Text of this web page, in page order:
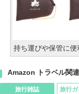
持ち運びや保管に便
Amazon トラベル関
旅行雑誌 旅行